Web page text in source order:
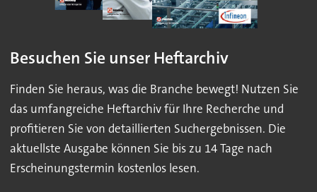
Besuchen Sie unser Heftarchiv
Finden Sie heraus, was die Branche bewegt! Nutzen Sie
das umfangreiche Heftarchiv für Ihre Recherche und
profitieren Sie von detaillierten Suchergebnissen. Die
aktuellste Ausgabe können Sie bis zu 14 Tage nach
Erscheinungstermin kostenlos lesen.